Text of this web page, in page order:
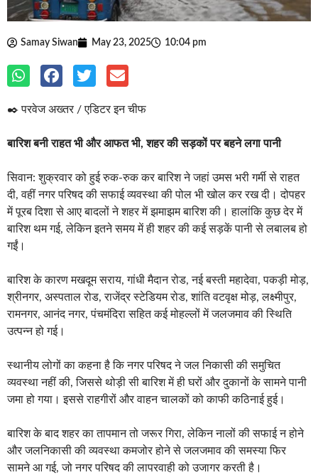
Samay Siwan May 23, 2025 10:04 pm
✒️ परवेज अख्तर / एडिटर इन चीफ
बारिश बनी राहत भी और आफत भी, शहर की सड़कों पर बहने लगा पानी
सिवान: शुक्रवार को हुई रुक-रुक कर बारिश ने जहां उमस भरी गर्मी से राहत
दी, वहीं नगर परिषद की सफाई व्यवस्था की पोल भी खोल कर रख दी। दोपहर
में पूरब दिशा से आए बादलों ने शहर में झमाझम बारिश की। हालांकि कुछ देर में
बारिश थम गई, लेकिन इतने समय में ही शहर की कई सड़कें पानी से लबालब हो
गईं।
बारिश के कारण मखदूम सराय, गांधी मैदान रोड, नई बस्ती महादेवा, पकड़ी मोड़,
श्रीनगर, अस्पताल रोड, राजेंद्र स्टेडियम रोड, शांति वटवृक्ष मोड़, लक्ष्मीपुर,
रामनगर, आनंद नगर, पंचमंदिरा सहित कई मोहल्लों में जलजमाव की स्थिति
उत्पन्न हो गई।
स्थानीय लोगों का कहना है कि नगर परिषद ने जल निकासी की समुचित
व्यवस्था नहीं की, जिससे थोड़ी सी बारिश में ही घरों और दुकानों के सामने पानी
जमा हो गया। इससे राहगीरों और वाहन चालकों को काफी कठिनाई हुई।
बारिश के बाद शहर का तापमान तो जरूर गिरा, लेकिन नालों की सफाई न होने
और जलनिकासी की व्यवस्था कमजोर होने से जलजमाव की समस्या फिर
सामने आ गई, जो नगर परिषद की लापरवाही को उजागर करती है।